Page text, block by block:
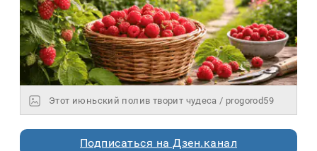
Этот июньский полив творит чудеса / progorod59
Подписаться на Дзен.канал